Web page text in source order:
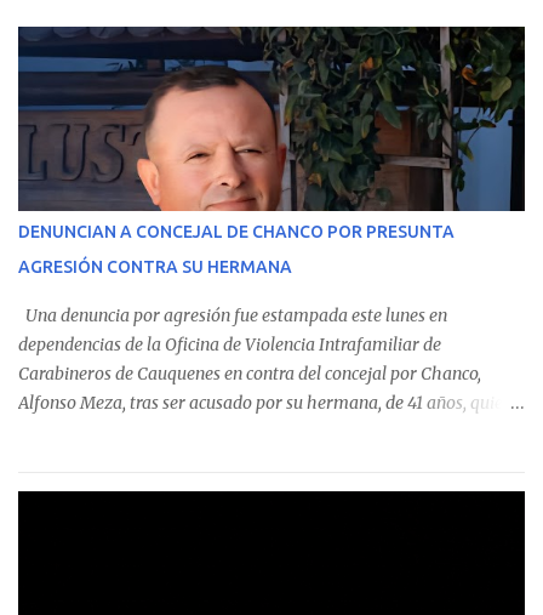
estableció que estos funcionarios —quienes administran o
custodian fondos públicos— efectuaron transacciones por un
monto total de $116.075.918 entre enero de 2024 y junio de 2025.
En el detalle regional, se indica que en la comuna de Cauquenes se
identificó a cuatro funcionarios involucrados en este tipo de
operaciones. Asimismo, se precisa que uno de los casos
corresponde a un funcionario de la Municipalidad de Chanco,
detectaron incumplimientos a la normativa vigente. El informe
precisa que la mayor cantidad de dinero apostado se registró en
Talca, donde...
DENUNCIAN A CONCEJAL DE CHANCO POR PRESUNTA
AGRESIÓN CONTRA SU HERMANA
Una denuncia por agresión fue estampada este lunes en
dependencias de la Oficina de Violencia Intrafamiliar de
Carabineros de Cauquenes en contra del concejal por Chanco,
Alfonso Meza, tras ser acusado por su hermana, de 41 años, quien
relató que los hechos ocurrieron cerca de las 11:30 horas en el